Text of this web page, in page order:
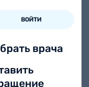
ВОЙТИ
врача